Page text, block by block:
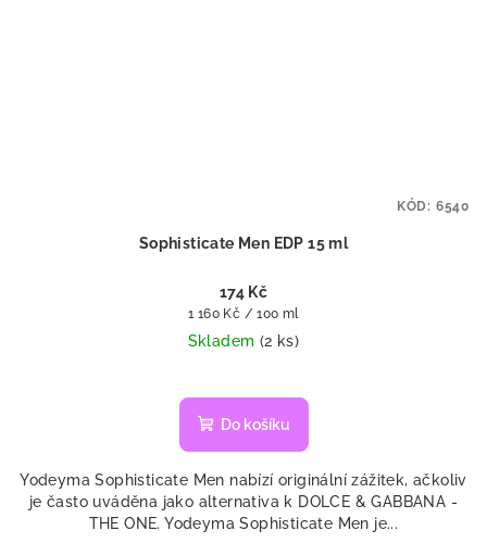
Sophisticate Men EDP 15 ml
174 Kč
Měrná
cena:
1 160 Kč / 100 ml
Skladem (2 ks)
hodnocení
produktu
z
5
hvězdiček.
Do košíku
Yodeyma Sophisticate Men nabízí originální zážitek, ačkoliv
je často uváděna jako alternativa k DOLCE & GABBANA -
THE ONE. Yodeyma Sophisticate Men je...
KÓD: 6540